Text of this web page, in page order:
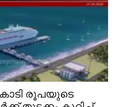
രൂപയുടെ